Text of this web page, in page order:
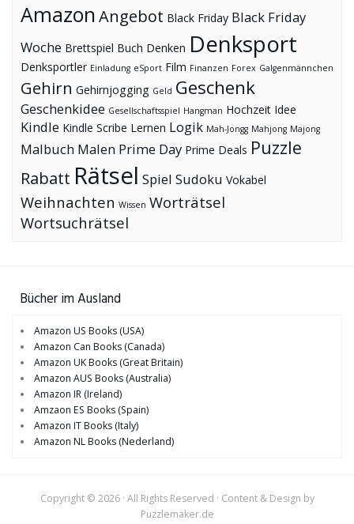
AmazonAngebot Black Friday Black Friday
Woche Brettspiel Buch Denken Denksport
Denksportler Einladung eSport Film Finanzen Forex Galgenmännchen
Gehirn Gehirnjogging Geld Geschenk
Geschenkidee Gesellschaftsspiel Hangman Hochzeit Idee
Kindle Kindle Scribe Lernen Logik Mah-Jongg Mahjong Majong
Malbuch Malen Prime Day Prime Deals Puzzle
Rabatt Rätsel Spiel Sudoku Vokabel
Weihnachten Wissen Worträtsel
Wortsuchrätsel
Bücher im Ausland
Amazon US Books (USA)
Amazon Can Books (Canada)
Amazon UK Books (Great Britain)
Amazon AUS Books (Australia)
Amazon IR (Ireland)
Amzaon ES Books (Spain)
Amazon IT Books (Italy)
Amazon NL Books (Nederland)
Copyright © 2026 · All Rights Reserved · Content & Design by
Puzzlemaker.de